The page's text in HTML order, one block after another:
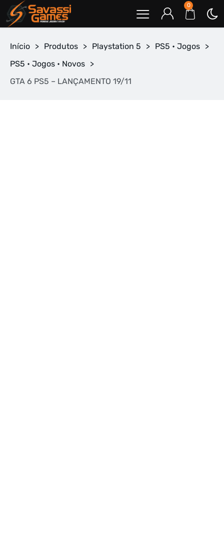
0
Início > Produtos > Playstation 5 > PS5 • Jogos >
PS5 • Jogos • Novos >
GTA 6 PS5 – LANÇAMENTO 19/11